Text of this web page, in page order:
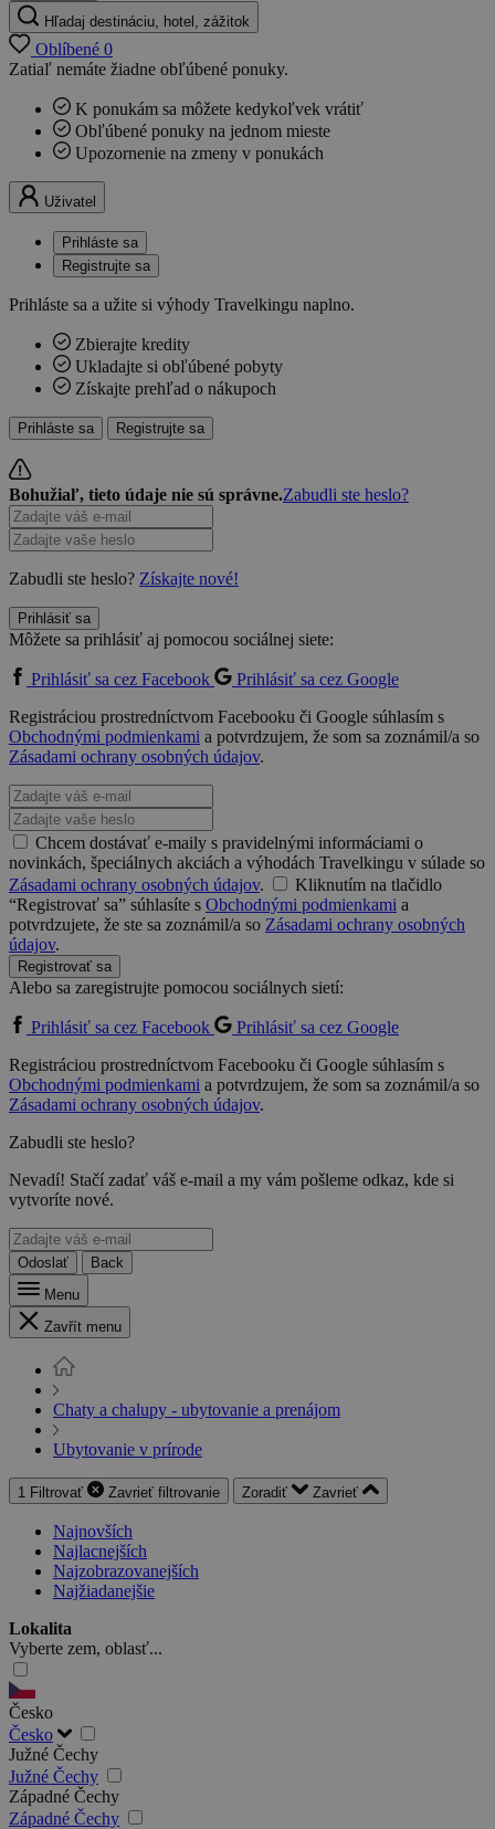
Hľadaj destináciu, hotel, zážitok
Oblíbené 0
Zatiaľ nemáte žiadne obľúbené ponuky.
K ponukám sa môžete kedykoľvek vrátiť
Obľúbené ponuky na jednom mieste
Upozornenie na zmeny v ponukách
Uživatel
Prihláste sa
Registrujte sa
Prihláste sa a užite si výhody Travelkingu naplno.
Zbierajte kredity
Ukladajte si obľúbené pobyty
Získajte prehľad o nákupoch
Prihláste sa Registrujte sa
Bohužiaľ, tieto údaje nie sú správne.Zabudli ste heslo?
Zabudli ste heslo? Získajte nové!
Prihlásiť sa
Môžete sa prihlásiť aj pomocou sociálnej siete:
Prihlásiť sa cez Facebook
Prihlásiť sa cez Google
Registráciou prostredníctvom Facebooku či Google súhlasím s
Obchodnými podmienkami a potvrdzujem, že som sa zoznámil/a so
Zásadami ochrany osobných údajov.
Chcem dostávať e-maily s pravidelnými informáciami o
novinkách, špeciálnych akciách a výhodách Travelkingu v súlade so
Zásadami ochrany osobných údajov.
Kliknutím na tlačidlo
“Registrovať sa” súhlasíte s Obchodnými podmienkami a
potvrdzujete, že ste sa zoznámil/a so Zásadami ochrany osobných
údajov.
Registrovať sa
Alebo sa zaregistrujte pomocou sociálnych sietí:
Prihlásiť sa cez Facebook
Prihlásiť sa cez Google
Registráciou prostredníctvom Facebooku či Google súhlasím s
Obchodnými podmienkami a potvrdzujem, že som sa zoznámil/a so
Zásadami ochrany osobných údajov.
Zabudli ste heslo?
Nevadí! Stačí zadať váš e-mail a my vám pošleme odkaz, kde si
vytvoríte nové.
Odoslať
Back
Menu
Zavřít menu
Chaty a chalupy - ubytovanie a prenájom
Ubytovanie v prírode
1 Filtrovať Zavrieť filtrovanie Zoradiť Zavrieť
Najnovších
Najlacnejších
Najzobrazovanejších
Najžiadanejšie
Lokalita
Vyberte zem, oblasť...
Česko
Česko
Južné Čechy
Južné Čechy
Západné Čechy
Západné Čechy